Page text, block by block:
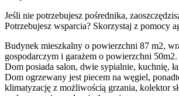
Jeśli nie potrzebujesz pośrednika,
Potrzebujesz wsparcia? Skorzystaj z pomocy
Budynek mieszkalny o powierzchni 87 m2,
gospodarczym i garażem o powierzchni 50m2.
Dom posiada salon, dwie sypialnie, kuchnię,
Dom ogrzewany jest piecem na węgiel,
klimatyzację z możliwością grzania, kolektor